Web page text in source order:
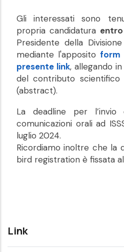
Gli interessati sono
propria candidatura
Presidente della
mediante l'appositoform
presente link, allegando
del contributo scientifico
(abstract).
La deadline per
comunicazioni orali ad
luglio 2024.
Ricordiamo inoltre che la
bird registration è fissata
Link